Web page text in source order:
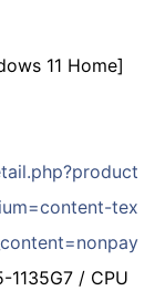
11 Home]
tex
1135G7 / CPU